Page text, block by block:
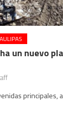
un nuevo
principales,